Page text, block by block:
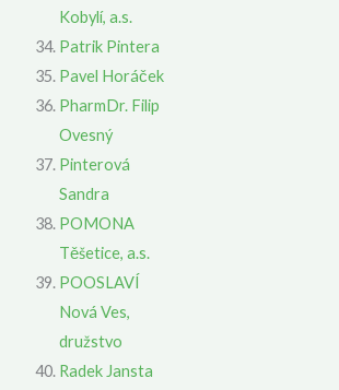
Kobylí, a.s.
Patrik Pintera
Pavel Horáček
PharmDr. Filip
Ovesný
Pinterová
Sandra
POMONA
Těšetice, a.s.
POOSLAVÍ
Nová Ves,
družstvo
Radek Jansta